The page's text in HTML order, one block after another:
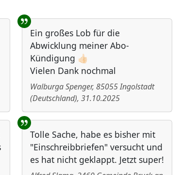
Ein großes Lob für die
Abwicklung meiner Abo-
Kündigung 👍🏻
Vielen Dank nochmal
Walburga Spenger, 85055Ingolstadt
(Deutschland), 31.10.2025
Tolle Sache, habe es bisher mit
"Einschreibbriefen" versucht und
es hat nicht geklappt. Jetzt super!